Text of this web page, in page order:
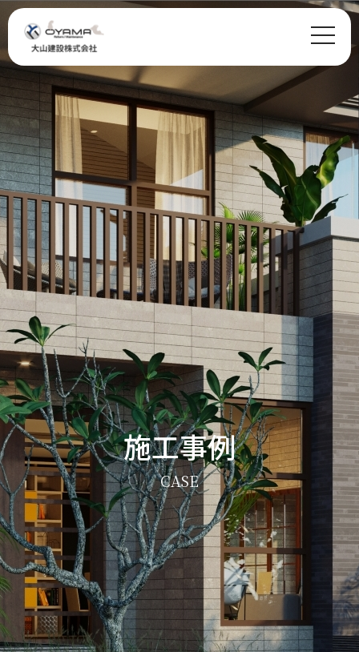
Warning: Undefined variable $class in
/home/glafs/oyamakensetsu.com/public_html/wp-
content/themes/oyama/header.php
class="archive date post-type-archive post-type-archive-case wp-theme-oyama">
施工事例
CASE